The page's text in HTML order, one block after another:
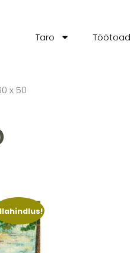
Taro Töötoad
x 50